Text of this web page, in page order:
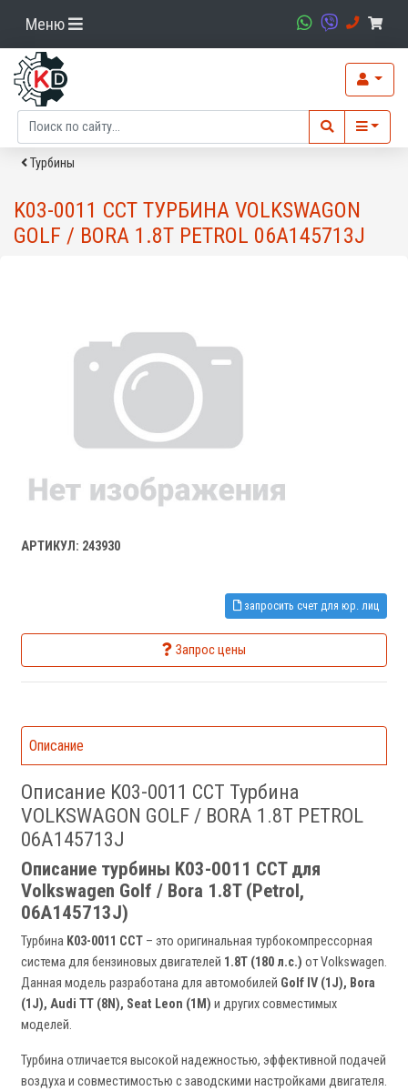
Меню
Турбины
K03-0011 CCT ТУРБИНА VOLKSWAGON
GOLF / BORA 1.8T PETROL 06A145713J
АРТИКУЛ: 243930
запросить счет для юр. лиц
Запрос цены
Описание
Описание K03-0011 CCT Турбина
VOLKSWAGON GOLF / BORA 1.8T PETROL
06A145713J
Описание турбины K03-0011 CCT для
Volkswagen Golf / Bora 1.8T (Petrol,
06A145713J)
Турбина K03-0011 CCT – это оригинальная турбокомпрессорная
система для бензиновых двигателей 1.8T (180 л.с.) от Volkswagen.
Данная модель разработана для автомобилей Golf IV (1J), Bora
(1J), Audi TT (8N), Seat Leon (1M) и других совместимых
моделей.
Турбина отличается высокой надежностью, эффективной подачей
воздуха и совместимостью с заводскими настройками двигателя.